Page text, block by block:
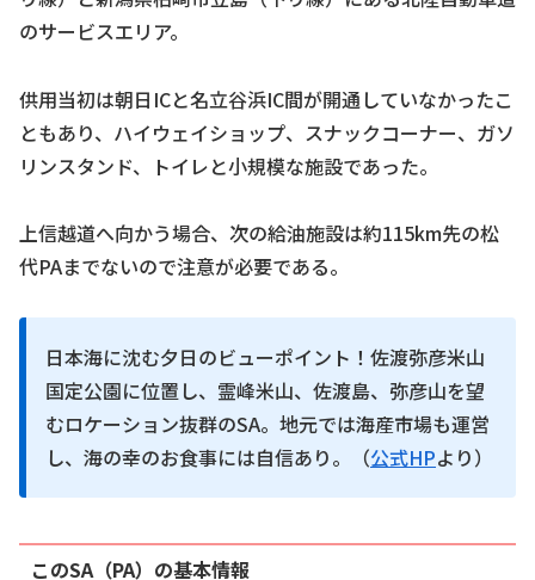
のサービスエリア。
供用当初は朝日ICと名立谷浜IC間が開通していなかったこ
ともあり、ハイウェイショップ、スナックコーナー、ガソ
リンスタンド、トイレと小規模な施設であった。
上信越道へ向かう場合、次の給油施設は約115km先の松
代PAまでないので注意が必要である。
日本海に沈む夕日のビューポイント！佐渡弥彦米山
国定公園に位置し、霊峰米山、佐渡島、弥彦山を望
むロケーション抜群のSA。地元では海産市場も運営
し、海の幸のお食事には自信あり。（公式HPより）
このSA（PA）の基本情報